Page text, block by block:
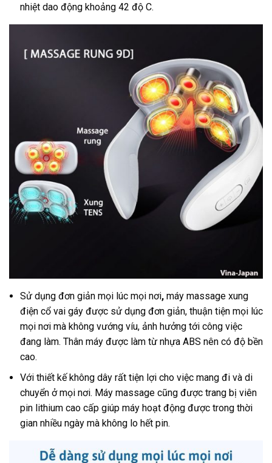
nhiệt dao động khoảng 42 độ C.
Sử dụng đơn giản mọi lúc mọi nơi, máy massage xung
điện cổ vai gáy được sử dụng đơn giản, thuận tiện mọi lúc
mọi nơi mà không vướng víu, ảnh hưởng tới công việc
đang làm. Thân máy được làm từ nhựa ABS nên có độ bền
cao.
Với thiết kế không dây rất tiện lợi cho việc mang đi và di
chuyển ở mọi nơi. Máy massage cũng được trang bị viên
pin lithium cao cấp giúp máy hoạt động được trong thời
gian nhiều ngày mà không lo hết pin.